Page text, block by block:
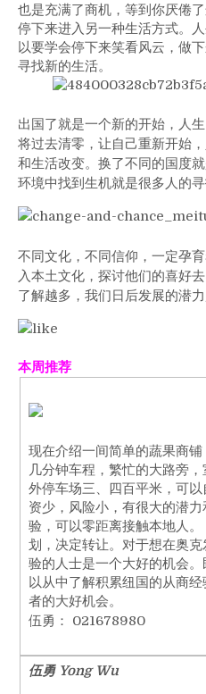
也是充满了商机，等到你厌倦
停下来进入另一种生活方式。
以要学会停下来笑看风云，做
寻找新的生活。
出国了就是一个新的开始，人
将过去清零，让自己重新开始
和生活改变。换了不同的国度
环境中找到生机就是很多人的寻
不同文化，不同信仰，一定孕
入本土文化，探讨他们的喜好
了解越多，我们日后发展的潜力
本周推荐
现在介绍一间简单的蔬果商
几分钟车程，繁忙的大路旁
外停车场三、四百平米，可
资少，风险小，有很大的潜
验，可以零距离接触本地人
划，决定转让。对于想在奥
验的人士是一个大好的机会
以从中了解积累纽国的从商
者的大好机会。
伍勇： 021678980
伍勇 Yong Wu